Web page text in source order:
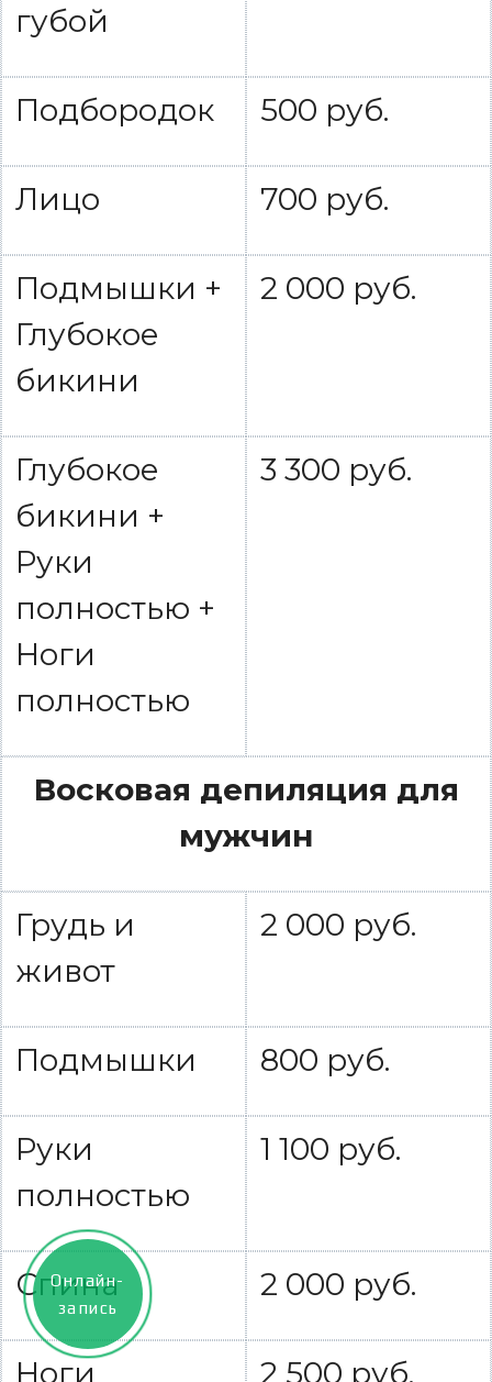
губой
Подбородок 500 руб.
Лицо 700 руб.
Подмышки +
Глубокое
бикини
2 000 руб.
Глубокое
бикини +
Руки
полностью +
Ноги
полностью
3 300 руб.
Восковая депиляция для
мужчин
Грудь и
живот
2 000 руб.
Подмышки 800 руб.
Руки
полностью
1 100 руб.
Спина 2 000 руб.
Ноги 2 500 руб.
Онлайн-
запись